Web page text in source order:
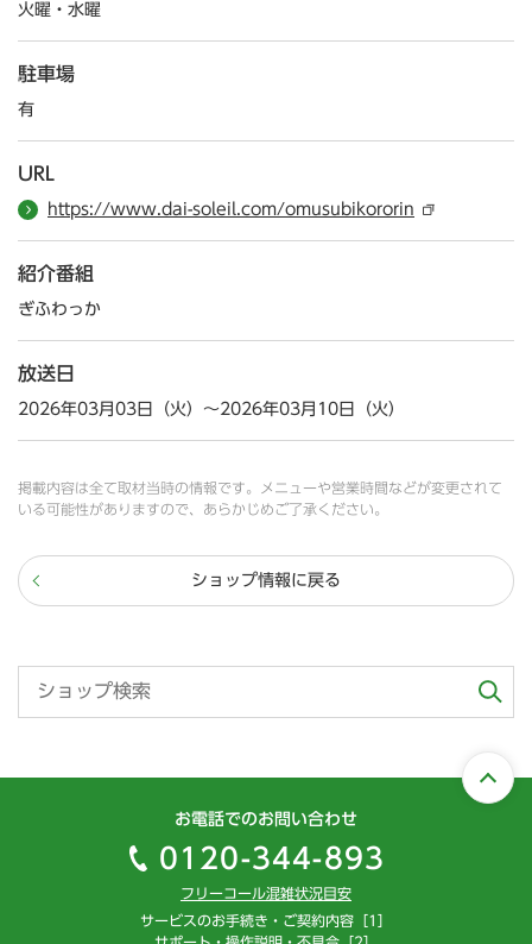
火曜・水曜
駐車場
有
URL
https://www.dai-soleil.com/omusubikororin
紹介番組
ぎふわっか
放送日
2026年03月03日（火）～2026年03月10日（火）
掲載内容は全て取材当時の情報です。メニューや営業時間などが変更されて
いる可能性がありますので、あらかじめご了承ください。
ショップ情報に戻る
お電話でのお問い合わせ
0120-344-893
フリーコール混雑状況目安
サービスのお手続き・ご契約内容［1］